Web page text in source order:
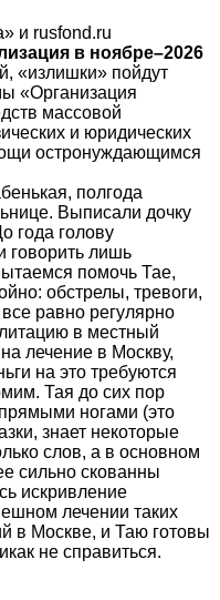
и rusfond.ru
в ноябре–2026
«излишки» пойдут
«Организация
массовой
и юридических
остронуждающимся
полгода
Выписали дочку
года голову
говорить лишь
помочь Тае,
обстрелы, тревоги,
равно регулярно
в местный
лечение в Москву,
на это требуются
Тая до сих пор
ногами (это
знает некоторые
слов, а в основном
сильно скованны
искривление
лечении таких
в Москве, и Таю готовы
не справиться.